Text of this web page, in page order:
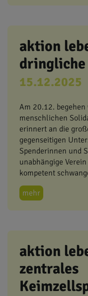
aktion
dringliche
15.12.2025
Am 20.12.
menschlichen
erinnert an die
gegenseitigen
Spenderinnen und
unabhängige
kompetent
mehr
aktion
zentrales